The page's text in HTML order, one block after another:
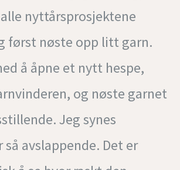
nyttårsprosjektene
først nøste opp litt garn.
å åpne et nytt hespe,
og nøste garnet
Jeg synes
så avslappende. Det er